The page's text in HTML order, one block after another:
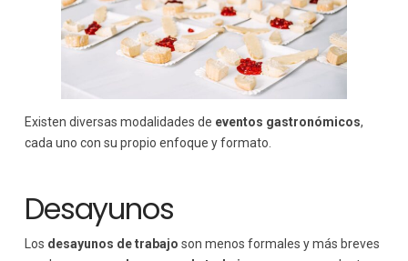
Existen diversas modalidades de eventos gastronómicos,
cada uno con su propio enfoque y formato.
Desayunos
Los desayunos de trabajo son menos formales y más breves